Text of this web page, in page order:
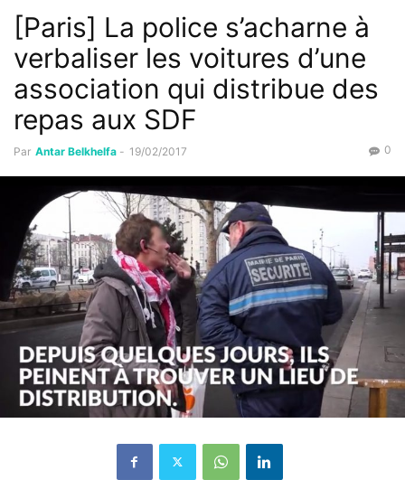
[Paris] La police s’acharne à
verbaliser les voitures d’une
association qui distribue des
repas aux SDF
Par Antar Belkhelfa - 19/02/2017 0